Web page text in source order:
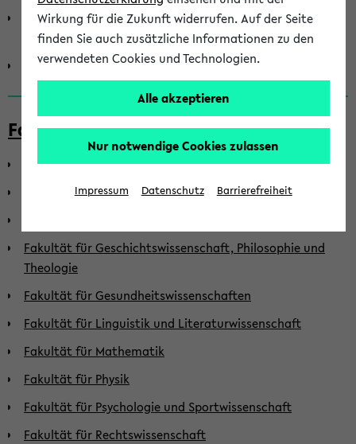
Senat - Gruppe der Mitarbeiter*innen in Technik und
Verwaltung
Senat - Gruppe der Studierenden
Fakultäten
Fakultät für Biologie
Fakultät für Chemie
Fakultät für Geschichtswissenschaft, Philosophie und
Theologie
Fakultät für Gesundheitswissenschaften
Fakultät für Linguistik und Literaturwissenschaft
Fakultät für Mathematik
Fakultät für Physik
Fakultät für Psychologie und Sportwissenschaft
Fakultät für Rechtswissenschaft
Wirkung für die Zukunft widerrufen. Auf der Seite
finden Sie auch zusätzliche Informationen zu den
verwendeten Cookies und Technologien.
Alle akzeptieren
Nur notwendige Cookies zulassen
Impressum Datenschutz Barrierefreiheit